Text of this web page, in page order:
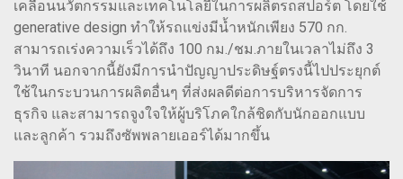
เคลื่อนนวัตกรรมและเทคโนโลยีในการผลิตรถสปอร์ต โดยใช้
generative design ทำให้รถแข่งมีน้ำหนักเพียง 570 กก.
สามารถเร่งความเร็วได้ถึง 100 กม./ชม.ภายในเวลาไม่ถึง 3
วินาที นอกจากนี้ยังมีการนำปัญญาประดิษฐ์ตรงนี้ไปประยุกต์
ใช้ในกระบวนการผลิตอื่นๆ ที่ส่งผลดีต่อการบริหารจัดการ
ธุรกิจ และสามารถจูงใจให้ผู้บริโภคใกล้ชิดกับนักออกแบบ
และลูกค้า รวมถึงซัพพลายเออร์ได้มากขึ้น